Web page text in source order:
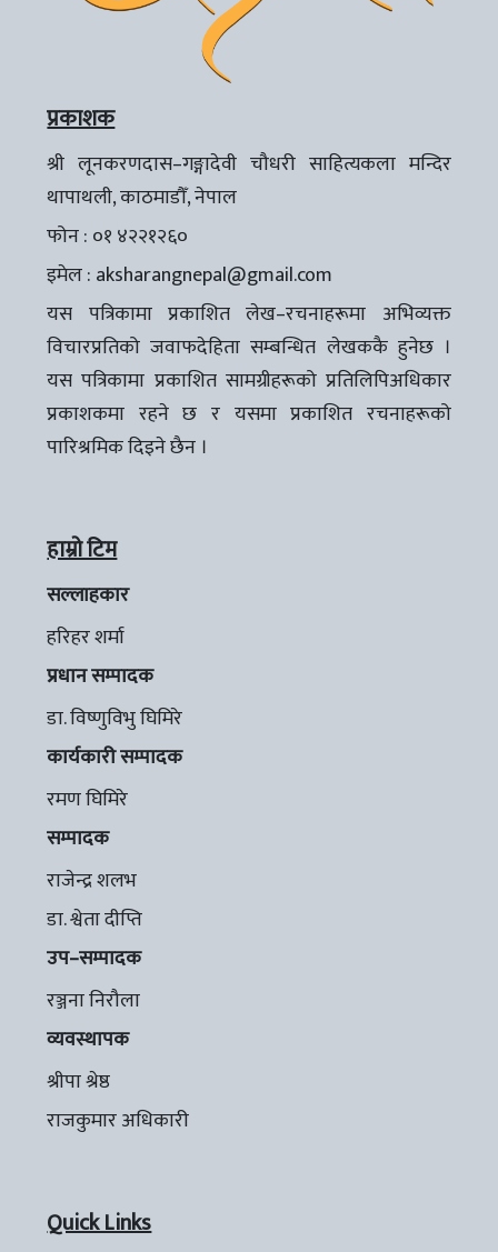
प्रकाशक
श्री लूनकरणदास–गङ्गादेवी चौधरी साहित्यकला मन्दिर
थापाथली, काठमाडौँ, नेपाल
फोन : ०१ ४२२१२६०
इमेल : aksharangnepal@gmail.com
यस पत्रिकामा प्रकाशित लेख–रचनाहरूमा अभिव्यक्त
विचारप्रतिको जवाफदेहिता सम्बन्धित लेखककै हुनेछ ।
यस पत्रिकामा प्रकाशित सामग्रीहरूको प्रतिलिपिअधिकार
प्रकाशकमा रहने छ र यसमा प्रकाशित रचनाहरूको
पारिश्रमिक दिइने छैन ।
हाम्रो टिम
सल्लाहकार
हरिहर शर्मा
प्रधान सम्पादक
डा. विष्णुविभु घिमिरे
कार्यकारी सम्पादक
रमण घिमिरे
सम्पादक
राजेन्द्र शलभ
डा. श्वेता दीप्ति
उप–सम्पादक
रञ्जना निरौला
व्यवस्थापक
श्रीपा श्रेष्ठ
राजकुमार अधिकारी
Quick Links